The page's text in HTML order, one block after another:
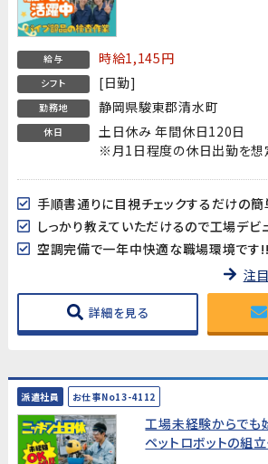
給与 時給1,145円
シフト [日勤]
勤務地 静岡県駿東郡清水町
休日
土日休み 年間休日120日
※月1日程度の休日出勤を想
手順書通りに目視チェックするだけの
しっかり教えていただけるので工場デ
空調完備で一年中快適な職場環境です!!
注
詳細を見る
派遣社員 お仕事No13-4112
工場未経験からで
ペットロボットの組